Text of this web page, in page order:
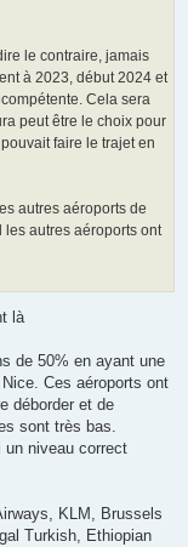
le contraire, jamais
à 2023, début 2024 et
Cela sera
peut être le choix pour
faire le trajet en
autres aéroports de
autres aéroports ont
là
de 50% en ayant une
Ces aéroports ont
déborder et de
sont très bas.
un niveau correct
KLM, Brussels
Turkish, Ethiopian